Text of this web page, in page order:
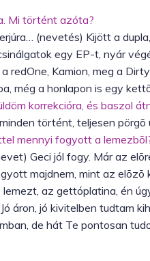
Mi történt azóta?
(nevetés) Kijött a
egy EP-t, nyár
redOne, Kamion, meg a
még a honlapon is egy
korrekcióra, és baszol
történt, teljesen
mennyi fogyott a
Geci jól fogy. Már az
majdnem, mint az
az gettóplatina, én
áron, jó kivitelben tudtam
de hát Te pontosan